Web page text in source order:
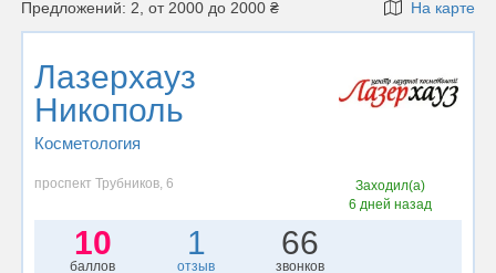
Предложений: 2, от 2000 до 2000 ₴ На карте
Лазерхауз
Никополь
Косметология
проспект Трубников, 6
Заходил(а)
6 дней назад
10
баллов
1
отзыв
66
звонков